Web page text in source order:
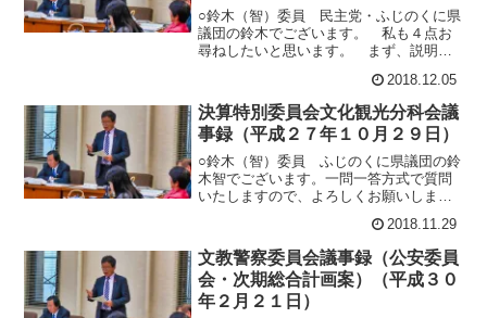
○鈴木（智）委員 民主党・ふじのくに県
議団の鈴木でございます。 私も４点お
尋ねしたいと思います。 まず、説明書
ェクトについてお尋ねしたいと思いま
す。 正直なところ、私はこういった事
業を県がやることについてはちょっと疑
問があるんですが、それはまた別にして
おきまして
2018.12.05
決算特別委員会文化観光分科会議
事録（平成２７年１０月２９日）
○鈴木（智）委員 ふじのくに県議団の鈴
木智でございます。一問一答方式で質問
いたしますので、よろしくお願いしま
決算書の附の135ページ。 観光交流費の
旅費が翌年度繰越明許費で230万5000円
繰り越されているんですが、この中身と
理由を教えてください。○藤原観光交流局
2018.11.29
文教警察委員会議事録（公安委員
会・次期総合計画案）（平成３０
年２月２１日）